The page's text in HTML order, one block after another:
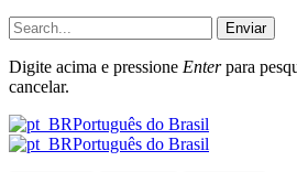
Enviar
Digite acima e pressione Enterpara
cancelar.
Português do Brasil
Português do Brasil